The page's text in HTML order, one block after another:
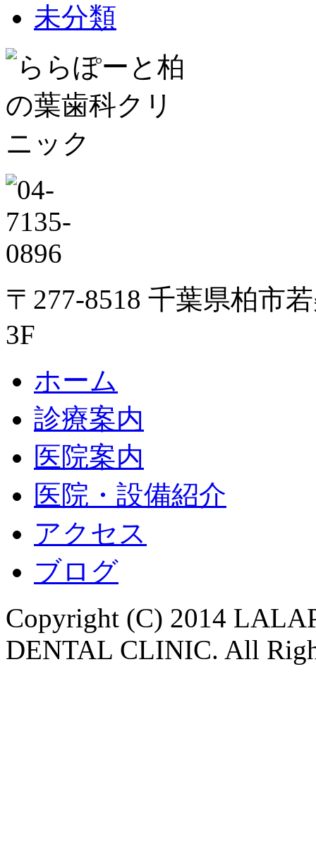
未分類
〒277-8518 千葉県柏市
3F
ホーム
診療案内
医院案内
医院・設備紹介
アクセス
ブログ
Copyright (C) 2014
DENTAL CLINIC. All